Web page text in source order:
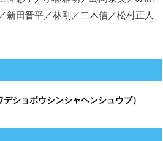
新田晋平／林剛／二木信／松村正人
ショボウシンシャヘンシュウブ）